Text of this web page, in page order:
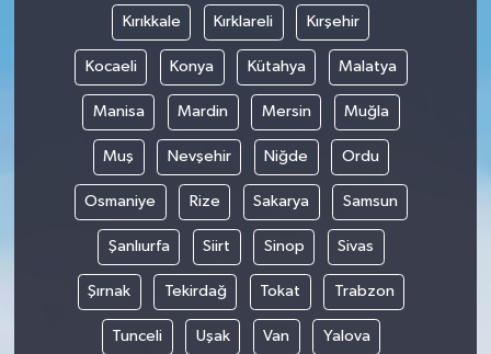
Kırıkkale Kırklareli Kırşehir
Kocaeli Konya Kütahya Malatya
Manisa Mardin Mersin Muğla
Muş Nevşehir Niğde Ordu
Osmaniye Rize Sakarya Samsun
Şanlıurfa Siirt Sinop Sivas
Şırnak Tekirdağ Tokat Trabzon
Tunceli Uşak Van Yalova